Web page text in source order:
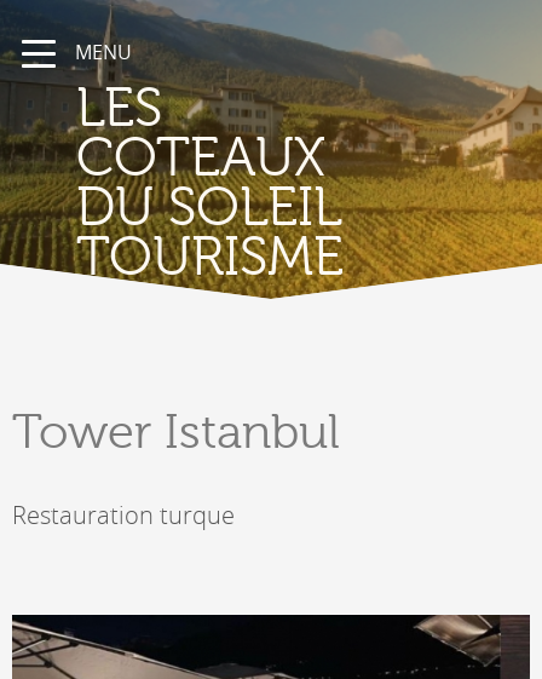
MENU
LES
COTEAUX
DU SOLEIL
TOURISME
Tower Istanbul
Restauration turque